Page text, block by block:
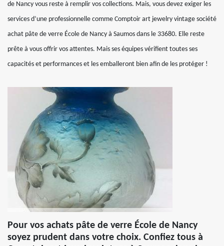
de Nancy vous reste à remplir vos collections. Mais, vous devez exiger les
services d’une professionnelle comme Comptoir art jewelry vintage société
achat pâte de verre École de Nancy à Saumos dans le 33680. Elle reste
prête à vous offrir vos attentes. Mais ses équipes vérifient toutes ses
capacités et performances et les emballeront bien afin de les protéger !
Pour vos achats pâte de verre École de Nancy
soyez prudent dans votre choix. Confiez tous à